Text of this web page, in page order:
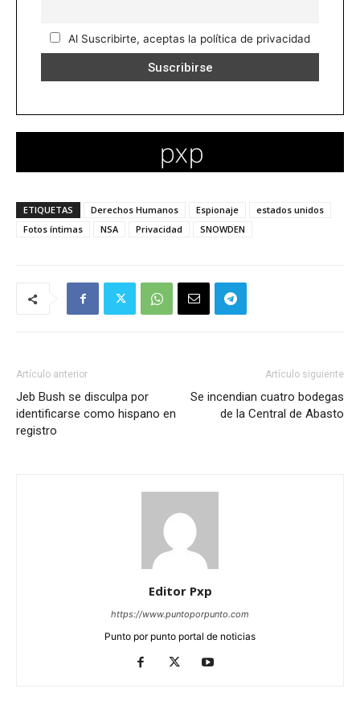
Al Suscribirte, aceptas la política de privacidad
ETIQUETAS Derechos Humanos Espionaje
estados unidos
Fotos íntimas
NSA Privacidad SNOWDEN
Artículo anterior
Jeb Bush se disculpa por
identificarse como hispano en
registro
Artículo siguiente
Se incendian cuatro bodegas
de la Central de Abasto
Editor Pxp
https://www.puntoporpunto.com
Punto por punto portal de noticias